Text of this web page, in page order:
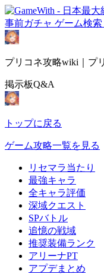
事前ガチャ ゲーム検索
プリコネ攻略wiki｜プ
掲示板Q&A
トップに戻る
ゲーム攻略一覧を見る
リセマラ当たり
最強キャラ
全キャラ評価
深域クエスト
SPバトル
追憶の戦域
推奨装備ランク
アリーナPT
アプデまとめ